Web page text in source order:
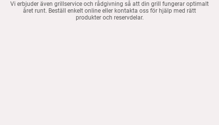
Vi erbjuder även grillservice och rådgivning så att din grill fungerar optimalt
året runt. Beställ enkelt online eller kontakta oss för hjälp med rätt
produkter och reservdelar.